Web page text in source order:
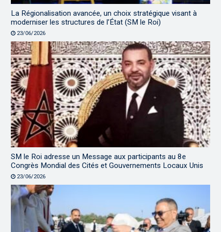
La Régionalisation avancée, un choix stratégique visant à
moderniser les structures de l’État (SM le Roi)
23/06/2026
SM le Roi adresse un Message aux participants au 8e
Congrès Mondial des Cités et Gouvernements Locaux Unis
23/06/2026